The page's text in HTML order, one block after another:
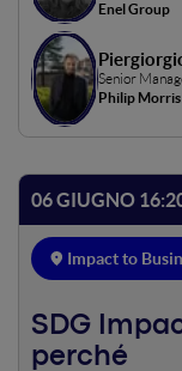
Enel Group
Senior
Philip Morris
06 GIUGNO
Impact to
SDG
perché